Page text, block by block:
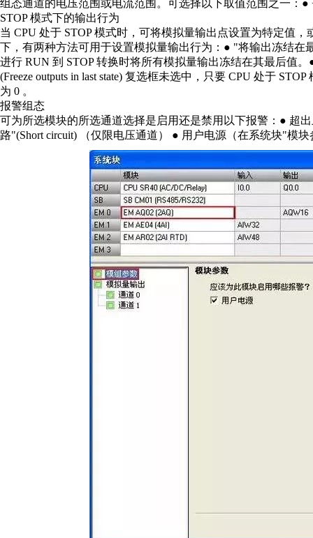
组态通道的电压范围或电流范围。可选择以下取值范围之一：●
STOP 模式下的输出行为
当 CPU 处于 STOP 模式时，可将模拟量输出点设置为特定值
下，有两种方法可用于设置模拟量输出行为：● "将输出冻结在
进行 RUN 到 STOP 转换时将所有模拟量输出冻结在其最后值
(Freeze outputs in last state) 复选框未选中，只要 CPU 处于
为 0 。
报警组态
可为所选模块的所选通道选择是启用还是禁用以下报警：● 超
路"(Short circuit) （仅限电压通道） ● 用户电源（在系统块"模块